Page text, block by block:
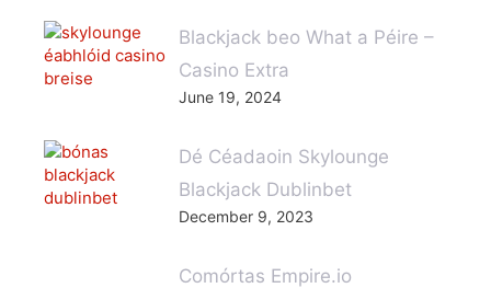
Blackjack beo What a Péire –
Casino Extra
June 19, 2024
Dé Céadaoin Skylounge
Blackjack Dublinbet
December 9, 2023
Comórtas Empire.io